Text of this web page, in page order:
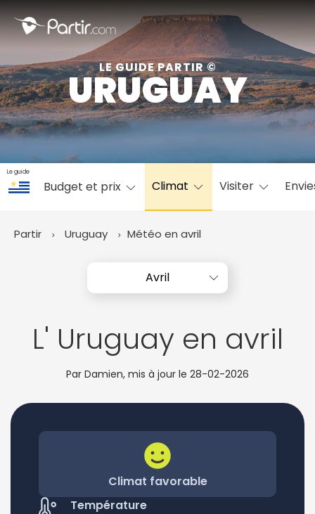
LE GUIDE PARTIR ©
URUGUAY
Le guide
Budget et prix Climat Visiter
Partir Uruguay Météo en avril
Avril
L' Uruguay en avril
Par Damien, mis à jour le 28-02-2026
Climat favorable
Température
Fermer
📍 Destinations populaires
☀️ Où partir par mois
Mars Avril
Juillet
Août Septembre
Octobre